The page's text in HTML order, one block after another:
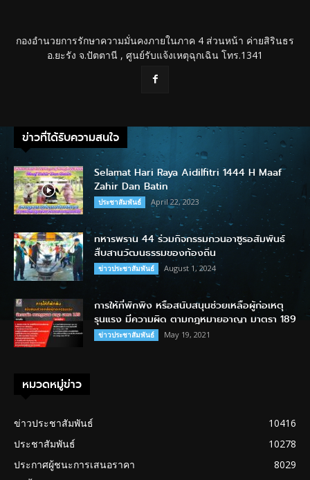
กองอำนวยการรักษาความมั่นคงภายในภาค 4 ส่วนหน้า ค่ายสิรินธร
อ.ยะรัง จ.ปัตตานี , ศูนย์รับแจ้งเหตุฉุกเฉิน โทร.1341
ข่าวที่ได้รับความสนใจ
Selamat Hari Raya Aidilfitri 1444 H Maaf
Zahir Dan Batin
ประชาสัมพันธ์ April 22, 2023
ทหารพราน 44 ร่วมกิจกรรมกวนอาซูรอสัมพันธ์
สืบสานวัฒนธรรมของท้องถิ่น
ข่าวประชาสัมพันธ์ August 1, 2024
การให้ที่พักพิง หรือสนับสนุนช่วยเหลือผู้ก่อเหตุ
รุนแรง มีความผิด ตามกฎหมายอาญา มาตรา 189
ข่าวประชาสัมพันธ์ May 19, 2021
หมวดหมู่ข่าว
ข่าวประชาสัมพันธ์
10416
ประชาสัมพันธ์
10278
ประกาศผู้ชนะการเสนอราคา
8029